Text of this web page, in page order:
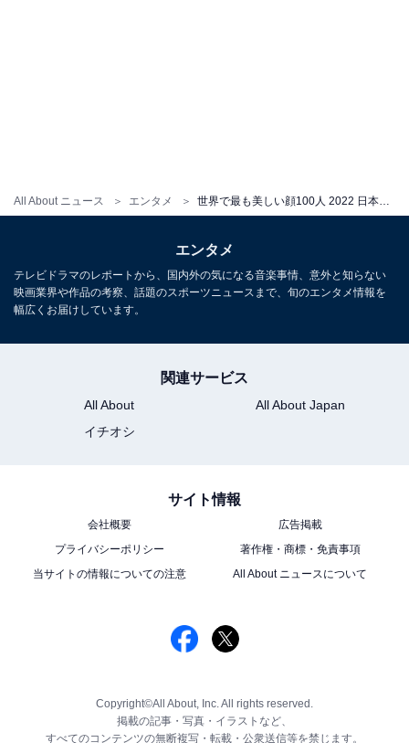
All About ニュース エンタメ
エンタメ
テレビドラマのレポートから、国内外の気になる音楽事情、意外と知らない
映画業界や作品の考察、話題のスポーツニュースまで、旬のエンタメ情報を
幅広くお届けしています。
関連サービス
All About
All About Japan
イチオシ
サイト情報
会社概要
広告掲載
プライバシーポリシー
著作権・商標・免責事項
当サイトの情報についての注意
All About ニュースについて
Copyright©All About, Inc. All rights reserved.
掲載の記事・写真・イラストなど、
すべてのコンテンツの無断複写・転載・公衆送信等を禁じます。